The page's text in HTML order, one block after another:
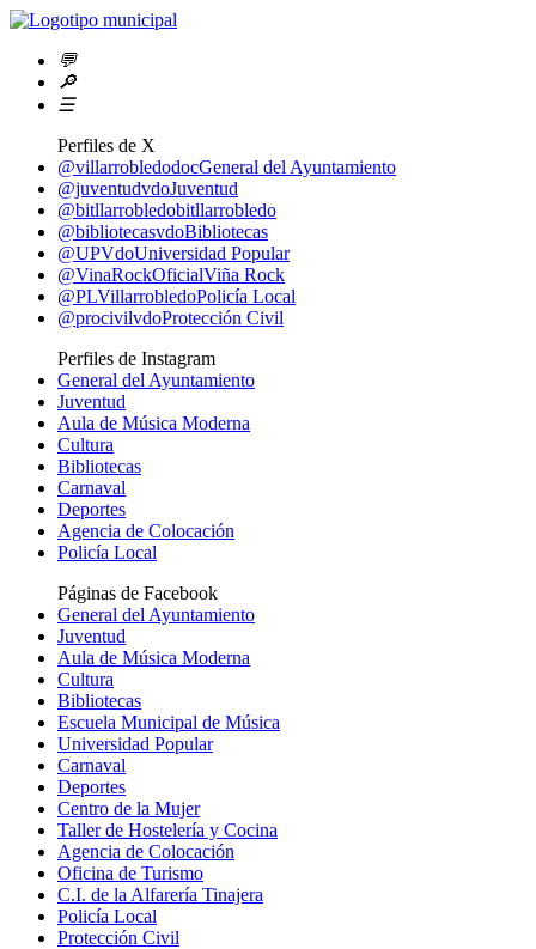
💬
🔎
☰
Perfiles de X
@villarrobledodocGeneral del Ayuntamiento
@juventudvdoJuventud
@bitllarrobledobitllarrobledo
@bibliotecasvdoBibliotecas
@UPVdoUniversidad Popular
@VinaRockOficialViña Rock
@PLVillarrobledoPolicía Local
@procivilvdoProtección Civil
Perfiles de Instagram
General del Ayuntamiento
Juventud
Aula de Música Moderna
Cultura
Bibliotecas
Carnaval
Deportes
Agencia de Colocación
Policía Local
Páginas de Facebook
General del Ayuntamiento
Juventud
Aula de Música Moderna
Cultura
Bibliotecas
Escuela Municipal de Música
Universidad Popular
Carnaval
Deportes
Centro de la Mujer
Taller de Hostelería y Cocina
Agencia de Colocación
Oficina de Turismo
C.I. de la Alfarería Tinajera
Policía Local
Protección Civil